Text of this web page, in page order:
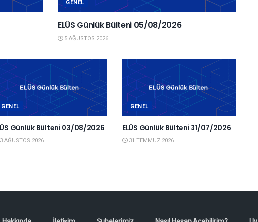
GENEL
ELÜS Günlük Bülteni 05/08/2026
5 AĞUSTOS 2026
GENEL
Günlük Bülteni 03/08/2026
AĞUSTOS 2026
GENEL
ELÜS Günlük Bülteni 31/07/2026
31 TEMMUZ 2026